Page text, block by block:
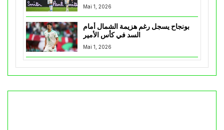
Mai 1, 2026
بونجاح يسجل رغم هزيمة الشمال أمام
السد في كأس الأمير
Mai 1, 2026